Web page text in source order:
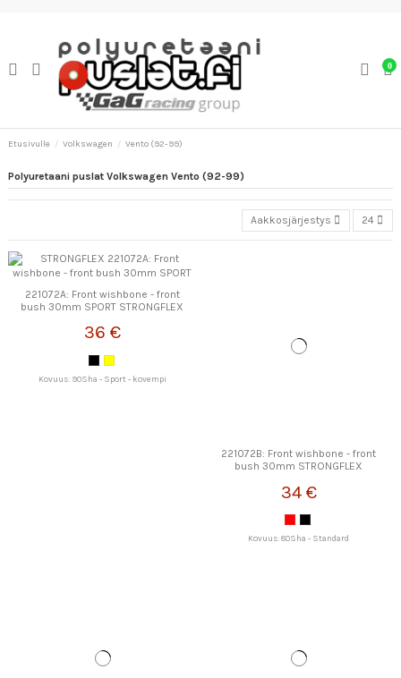
0
Etusivulle Volkswagen Vento (92-99)
Polyuretaani puslat Volkswagen Vento (92-99)
Aakkosjärjestys 24
221072A: Front wishbone - front
bush 30mm SPORT STRONGFLEX
36 €
Kovuus: 90Sha - Sport - kovempi
221072B: Front wishbone - front
bush 30mm STRONGFLEX
34 €
Kovuus: 80Sha - Standard